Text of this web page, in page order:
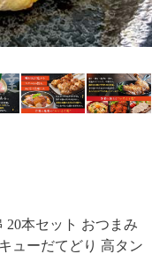
20本セット おつまみ